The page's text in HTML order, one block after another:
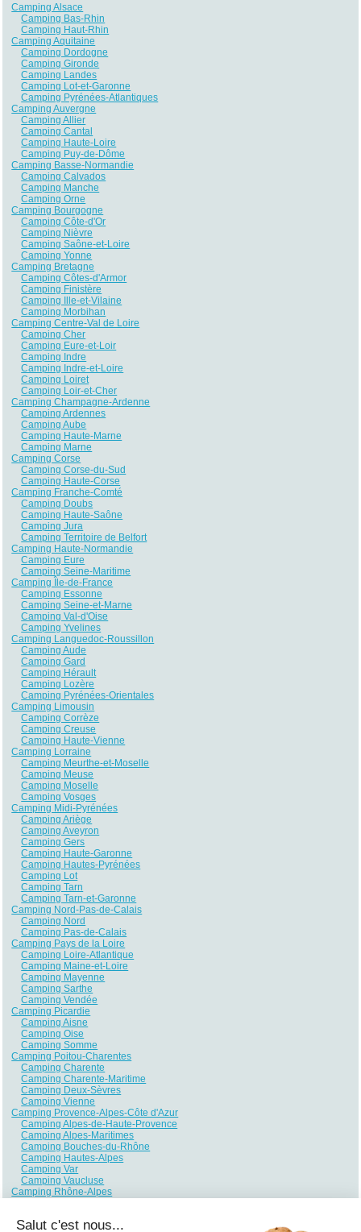
Camping Alsace
Camping Bas-Rhin
Camping Haut-Rhin
Camping Aquitaine
Camping Dordogne
Camping Gironde
Camping Landes
Camping Lot-et-Garonne
Camping Pyrénées-Atlantiques
Camping Auvergne
Camping Allier
Camping Cantal
Camping Haute-Loire
Camping Puy-de-Dôme
Camping Basse-Normandie
Camping Calvados
Camping Manche
Camping Orne
Camping Bourgogne
Camping Côte-d'Or
Camping Nièvre
Camping Saône-et-Loire
Camping Yonne
Camping Bretagne
Camping Côtes-d'Armor
Camping Finistère
Camping Ille-et-Vilaine
Camping Morbihan
Camping Centre-Val de Loire
Camping Cher
Camping Eure-et-Loir
Camping Indre
Camping Indre-et-Loire
Camping Loiret
Camping Loir-et-Cher
Camping Champagne-Ardenne
Camping Ardennes
Camping Aube
Camping Haute-Marne
Camping Marne
Camping Corse
Camping Corse-du-Sud
Camping Haute-Corse
Camping Franche-Comté
Camping Doubs
Camping Haute-Saône
Camping Jura
Camping Territoire de Belfort
Camping Haute-Normandie
Camping Eure
Camping Seine-Maritime
Camping Île-de-France
Camping Essonne
Camping Seine-et-Marne
Camping Val-d'Oise
Camping Yvelines
Camping Languedoc-Roussillon
Camping Aude
Camping Gard
Camping Hérault
Camping Lozère
Camping Pyrénées-Orientales
Camping Limousin
Camping Corrèze
Camping Creuse
Camping Haute-Vienne
Camping Lorraine
Camping Meurthe-et-Moselle
Camping Meuse
Camping Moselle
Camping Vosges
Camping Midi-Pyrénées
Camping Ariège
Camping Aveyron
Camping Gers
Camping Haute-Garonne
Camping Hautes-Pyrénées
Camping Lot
Camping Tarn
Camping Tarn-et-Garonne
Camping Nord-Pas-de-Calais
Camping Nord
Camping Pas-de-Calais
Camping Pays de la Loire
Camping Loire-Atlantique
Camping Maine-et-Loire
Camping Mayenne
Camping Sarthe
Camping Vendée
Camping Picardie
Camping Aisne
Camping Oise
Camping Somme
Camping Poitou-Charentes
Camping Charente
Camping Charente-Maritime
Camping Deux-Sèvres
Camping Vienne
Camping Provence-Alpes-Côte d'Azur
Camping Alpes-de-Haute-Provence
Camping Alpes-Maritimes
Camping Bouches-du-Rhône
Camping Hautes-Alpes
Camping Var
Camping Vaucluse
Camping Rhône-Alpes
Camping Drôme
Salut c'est nous...